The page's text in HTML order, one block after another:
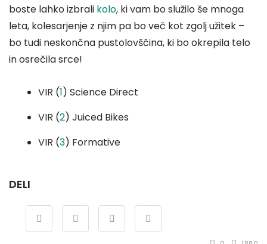
boste lahko izbrali kolo, ki vam bo služilo še mnoga
leta, kolesarjenje z njim pa bo več kot zgolj užitek –
bo tudi neskončna pustolovščina, ki bo okrepila telo
in osrečila srce!
VIR (1) Science Direct
VIR (2) Juiced Bikes
VIR (3) Formative
DELI